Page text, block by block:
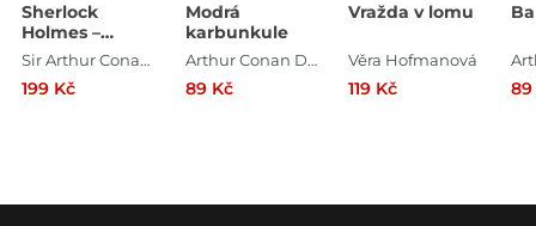
Sherlock
Holmes –
Barvíř na
v závoji
Sir Arthur Conan Doyle
199 Kč
Modrá
karbunkule
Arthur Conan Doyle
89 Kč
Vražda v lomu
Věra Hofmanová
119 Kč 89